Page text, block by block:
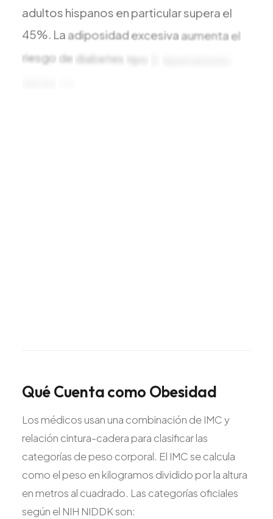
adultos hispanos en particularsupera el
45%. Laadiposidadexcesivaaumentael
riesgo de diabetes
QuéCuentacomo Obesidad
Los médicos usan una combinación de IMC y
relación cintura-cadera para clasificar las
categorías de peso corporal. El IMC se calcula
como el peso en kilogramos dividido por la altura
en metros al cuadrado. Las categorías oficiales
según el NIH NIDDK son: